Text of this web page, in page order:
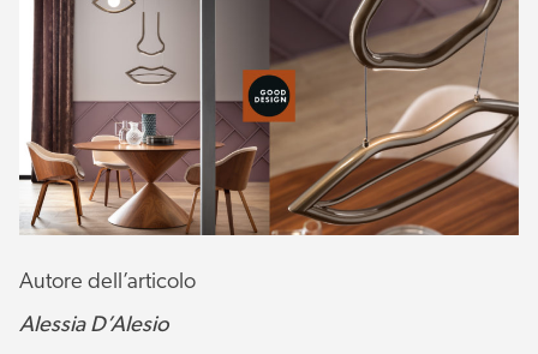
Autore dell’articolo
Alessia D’Alesio